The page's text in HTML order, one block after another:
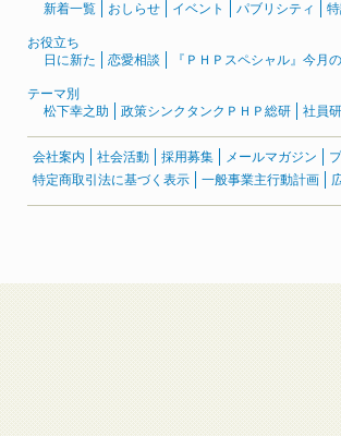
新着一覧
おしらせ イベント パブリシティ
お役立ち
日に新た
恋愛相談 『ＰＨＰスペシャル』今月
テーマ別
松下幸之助
政策シンクタンクＰＨＰ総研 社員
会社案内 社会活動 採用募集 メールマガジン
特定商取引法に基づく表示
一般事業主行動計画